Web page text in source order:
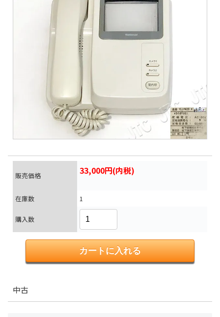
販売価格 33,000円(内税)
在庫数 1
購入数
中古